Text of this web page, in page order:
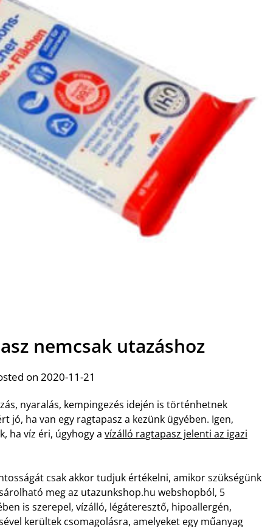
nemcsak utazáshoz
on 2020-11-21
nyaralás, kempingezés idején is történhetnek
jó, ha van egy ragtapasz a kezünk ügyében. Igen,
ha víz éri, úgyhogy a vízálló ragtapasz jelenti az igazi
csak akkor tudjuk értékelni, amikor szükségünk
meg az utazunkshop.hu webshopból, 5
is szerepel, vízálló, légáteresztő, hipoallergén,
kerültek csomagolásra, amelyeket egy műanyag